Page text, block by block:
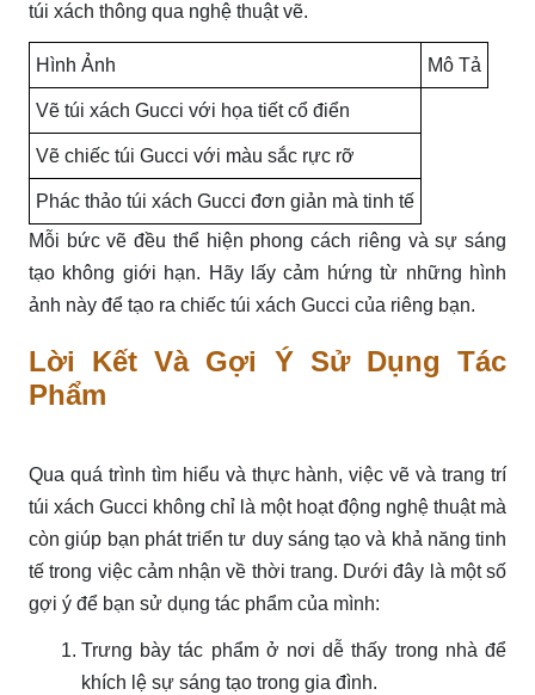
túi xách thông qua nghệ thuật vẽ.
Hình Ảnh Mô Tả
Vẽ túi xách Gucci với họa tiết cổ điển
Vẽ chiếc túi Gucci với màu sắc rực rỡ
Phác thảo túi xách Gucci đơn giản mà tinh tế
Mỗi bức vẽ đều thể hiện phong cách riêng và sự sáng
tạo không giới hạn. Hãy lấy cảm hứng từ những hình
ảnh này để tạo ra chiếc túi xách Gucci của riêng bạn.
Lời Kết Và Gợi Ý Sử Dụng Tác
Phẩm
Qua quá trình tìm hiểu và thực hành, việc vẽ và trang trí
túi xách Gucci không chỉ là một hoạt động nghệ thuật mà
còn giúp bạn phát triển tư duy sáng tạo và khả năng tinh
tế trong việc cảm nhận về thời trang. Dưới đây là một số
gợi ý để bạn sử dụng tác phẩm của mình:
Trưng bày tác phẩm ở nơi dễ thấy trong nhà để
khích lệ sự sáng tạo trong gia đình.